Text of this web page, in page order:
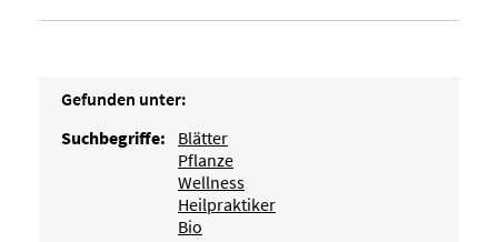
Gefunden unter:
Suchbegriffe:
Blätter
Pflanze
Wellness
Heilpraktiker
Bio